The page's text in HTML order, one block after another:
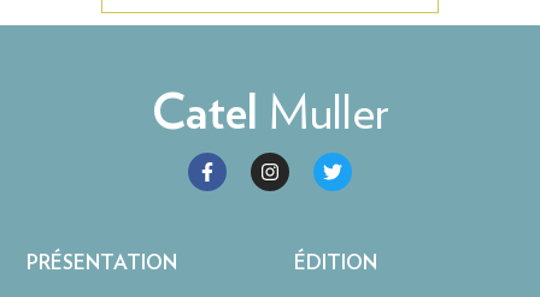
Catel Muller
PRÉSENTATION ÉDITION